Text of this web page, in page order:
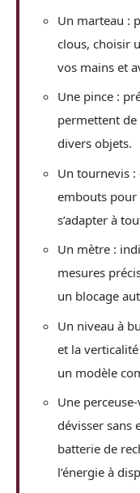
Un marteau :
clous, choisir
vos mains et
Une pince :
permettent de
divers objets.
Un tournevis
embouts pour
s’adapter à
Un mètre :
mesures
un blocage
Un niveau à
et la
un modèle
Une
dévisser sans
batterie de
l’énergie à